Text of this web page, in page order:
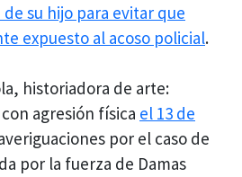
su hijo para evitar que
expuesto al acoso policial.
historiadora de arte:
agresión física el 13 de
por el caso de
por la fuerza de Damas